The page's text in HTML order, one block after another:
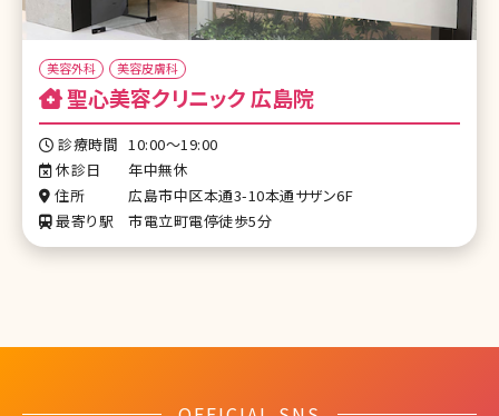
美容外科 美容皮膚科
聖心美容クリニック 広島院
診療時間 10:00～19:00
休診日
年中無休
住所
広島市中区本通3-10本通サザン6F
最寄り駅
市電立町電停徒歩5分